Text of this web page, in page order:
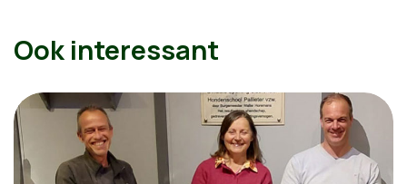
Ook interessant